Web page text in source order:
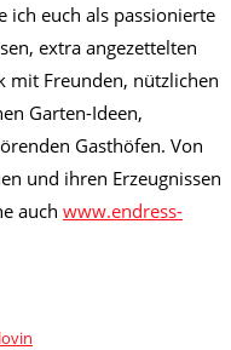
ich euch als passionierte
extra angezettelten
mit Freunden, nützlichen
Garten-Ideen,
Gasthöfen. Von
und ihren Erzeugnissen
auch www.endress-